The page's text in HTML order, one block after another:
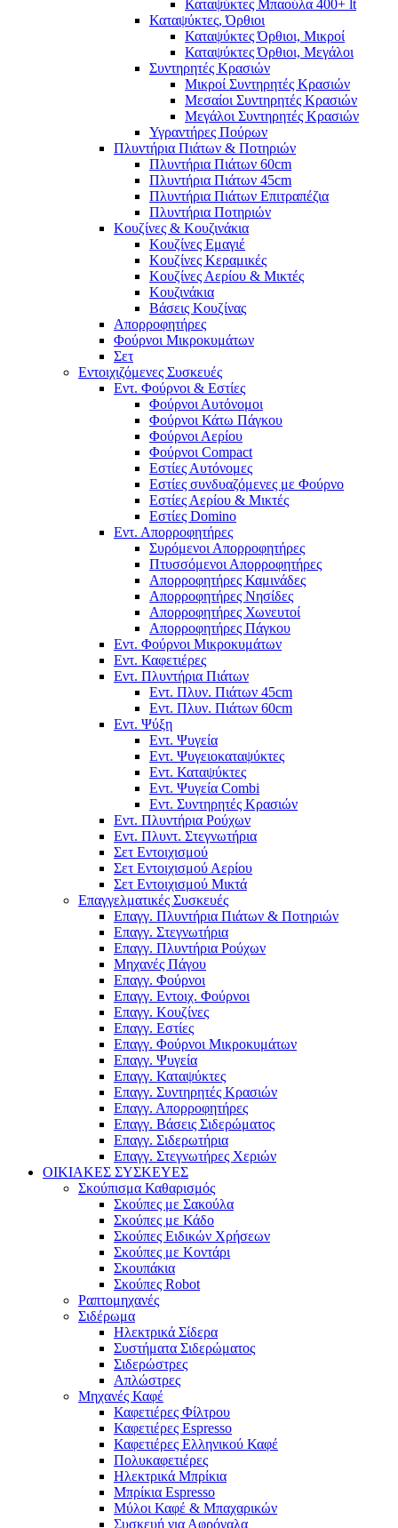
Καταψύκτες Μπαούλα 400+ lt
Καταψύκτες, Όρθιοι
Καταψύκτες Όρθιοι, Μικροί
Καταψύκτες Όρθιοι, Μεγάλοι
Συντηρητές Κρασιών
Μικροί Συντηρητές Κρασιών
Μεσαίοι Συντηρητές Κρασιών
Μεγάλοι Συντηρητές Κρασιών
Υγραντήρες Πούρων
Πλυντήρια Πιάτων & Ποτηριών
Πλυντήρια Πιάτων 60cm
Πλυντήρια Πιάτων 45cm
Πλυντήρια Πιάτων Επιτραπέζια
Πλυντήρια Ποτηριών
Κουζίνες & Κουζινάκια
Κουζίνες Εμαγιέ
Κουζίνες Κεραμικές
Κουζίνες Αερίου & Μικτές
Κουζινάκια
Βάσεις Κουζίνας
Απορροφητήρες
Φούρνοι Μικροκυμάτων
Σετ
Εντοιχιζόμενες Συσκευές
Εντ. Φούρνοι & Εστίες
Φούρνοι Αυτόνομοι
Φούρνοι Κάτω Πάγκου
Φούρνοι Αερίου
Φούρνοι Compact
Εστίες Αυτόνομες
Εστίες συνδυαζόμενες με Φούρνο
Εστίες Αερίου & Μικτές
Εστίες Domino
Εντ. Απορροφητήρες
Συρόμενοι Απορροφητήρες
Πτυσσόμενοι Απορροφητήρες
Απορροφητήρες Καμινάδες
Απορροφητήρες Νησίδες
Απορροφητήρες Χωνευτοί
Απορροφητήρες Πάγκου
Εντ. Φούρνοι Μικροκυμάτων
Εντ. Καφετιέρες
Εντ. Πλυντήρια Πιάτων
Εντ. Πλυν. Πιάτων 45cm
Εντ. Πλυν. Πιάτων 60cm
Εντ. Ψύξη
Εντ. Ψυγεία
Εντ. Ψυγειοκαταψύκτες
Εντ. Καταψύκτες
Εντ. Ψυγεία Combi
Εντ. Συντηρητές Κρασιών
Εντ. Πλυντήρια Ρούχων
Εντ. Πλυντ. Στεγνωτήρια
Σετ Εντοιχισμού
Σετ Εντοιχισμού Αερίου
Σετ Εντοιχισμού Μικτά
Επαγγελματικές Συσκευές
Επαγγ. Πλυντήρια Πιάτων & Ποτηριών
Επαγγ. Στεγνωτήρια
Επαγγ. Πλυντήρια Ρούχων
Μηχανές Πάγου
Επαγγ. Φούρνοι
Επαγγ. Εντοιχ. Φούρνοι
Επαγγ. Κουζίνες
Επαγγ. Εστίες
Επαγγ. Φούρνοι Μικροκυμάτων
Επαγγ. Ψυγεία
Επαγγ. Καταψύκτες
Επαγγ. Συντηρητές Κρασιών
Επαγγ. Απορροφητήρες
Επαγγ. Βάσεις Σιδερώματος
Επαγγ. Σιδερωτήρια
Επαγγ. Στεγνωτήρες Χεριών
ΟΙΚΙΑΚΕΣ ΣΥΣΚΕΥΕΣ
Σκούπισμα Καθαρισμός
Σκούπες με Σακούλα
Σκούπες με Κάδο
Σκούπες Ειδικών Χρήσεων
Σκούπες με Κοντάρι
Σκουπάκια
Σκούπες Robot
Ραπτομηχανές
Σιδέρωμα
Ηλεκτρικά Σίδερα
Συστήματα Σιδερώματος
Σιδερώστρες
Απλώστρες
Μηχανές Καφέ
Καφετιέρες Φίλτρου
Καφετιέρες Espresso
Καφετιέρες Ελληνικού Καφέ
Πολυκαφετιέρες
Ηλεκτρικά Μπρίκια
Μπρίκια Espresso
Μύλοι Καφέ & Μπαχαρικών
Συσκευή για Αφρόγαλα